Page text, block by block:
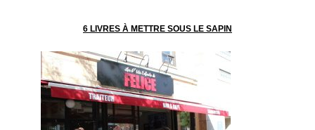
6 LIVRES À METTRE SOUS LE SAPIN